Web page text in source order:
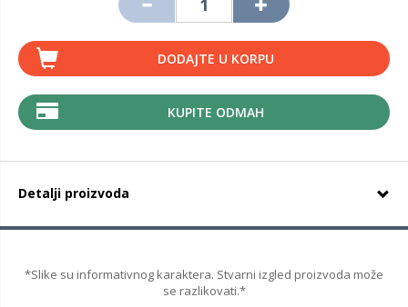
DODAJTE U KORPU
KUPITE ODMAH
Detalji proizvoda
*Slike su informativnog karaktera. Stvarni izgled proizvoda može
se razlikovati.*